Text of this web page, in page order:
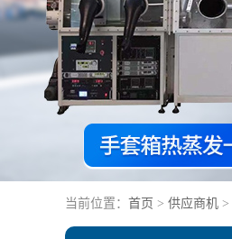
当前位置： 首页 > 供应商机 >